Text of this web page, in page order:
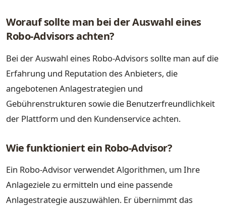
Worauf sollte man bei der Auswahl eines
Robo-Advisors achten?
Bei der Auswahl eines Robo-Advisors sollte man auf die
Erfahrung und Reputation des Anbieters, die
angebotenen Anlagestrategien und
Gebührenstrukturen sowie die Benutzerfreundlichkeit
der Plattform und den Kundenservice achten.
Wie funktioniert ein Robo-Advisor?
Ein Robo-Advisor verwendet Algorithmen, um Ihre
Anlageziele zu ermitteln und eine passende
Anlagestrategie auszuwählen. Er übernimmt das